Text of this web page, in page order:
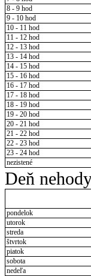
8 - 9 hod
9 - 10 hod
10 - 11 hod
11 - 12 hod
12 - 13 hod
13 - 14 hod
14 - 15 hod
15 - 16 hod
16 - 17 hod
17 - 18 hod
18 - 19 hod
19 - 20 hod
20 - 21 hod
21 - 22 hod
22 - 23 hod
23 - 24 hod
nezistené
Deň
pondelok
utorok
streda
štvrtok
piatok
sobota
nedeľa